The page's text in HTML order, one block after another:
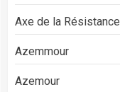
Axe de la Résistance
Azemmour
Azemour